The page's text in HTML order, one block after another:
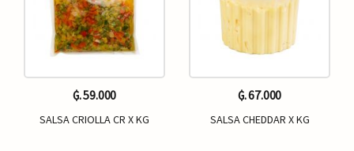
₲. 59.000
SALSA CRIOLLA CR X KG
₲. 67.000
SALSA CHEDDAR X KG